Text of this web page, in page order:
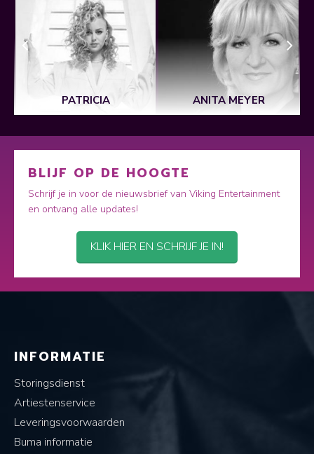
PATRICIA ANITA MEYER
BLIJF OP DE HOOGTE
Schrijf je in voor de nieuwsbrief van Viking Entertainment
en ontvang alle updates!
KLIK HIER EN SCHRIJF JE IN!
INFORMATIE
Storingsdienst
Artiestenservice
Leveringsvoorwaarden
Buma informatie